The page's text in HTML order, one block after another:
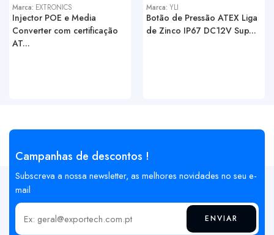
Marca: EXTRONICS
Injector POE e Media
Converter com certificação
AT...
Marca: YLI
Botão de Pressão ATEX Liga
de Zinco IP67 DC12V Sup...
Campanhas de descontos !
Subscreva a nossa newsletter, as melhores novidades no seu e-
mail
Insira o seu email ENVIAR